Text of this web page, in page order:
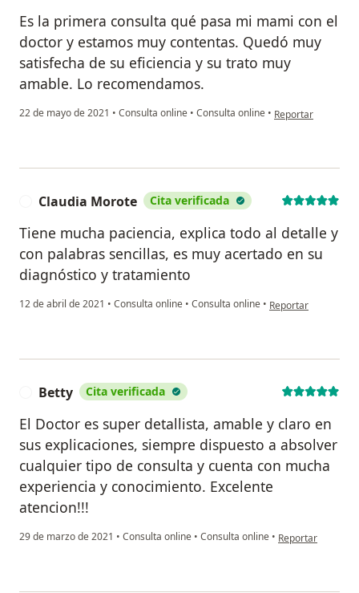
Es la primera consulta qué pasa mi mami con el
doctor y estamos muy contentas. Quedó muy
satisfecha de su eficiencia y su trato muy
amable. Lo recomendamos.
22 de mayo de 2021 • Consulta online • Consulta online • en opinión del
Reportar
Claudia Morote Cita verificada
Tiene mucha paciencia, explica todo al detalle y
con palabras sencillas, es muy acertado en su
diagnóstico y tratamiento
12 de abril de 2021 • Consulta online • Consulta online • en opinión del
Reportar
Betty Cita verificada
El Doctor es super detallista, amable y claro en
sus explicaciones, siempre dispuesto a absolver
cualquier tipo de consulta y cuenta con mucha
experiencia y conocimiento. Excelente
atencion!!!
29 de marzo de 2021 • Consulta online • Consulta online • en opinión del
Reportar